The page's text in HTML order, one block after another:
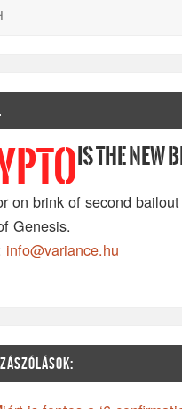
IS THE NEW
on brink of second
Genesis.
info@variance.hu